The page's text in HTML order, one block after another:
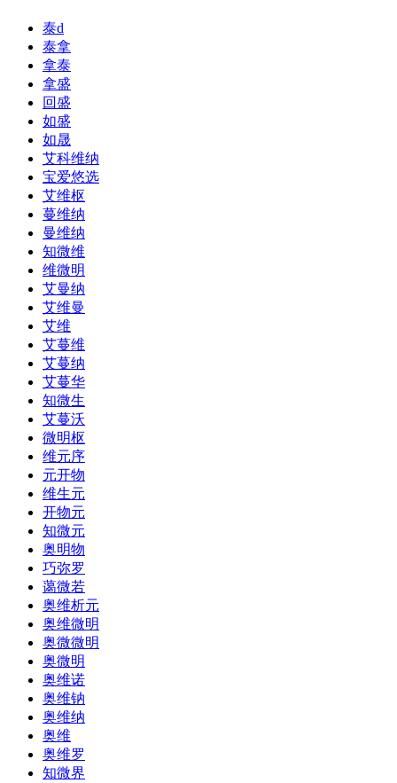
泰d
泰拿
拿泰
拿盛
回盛
如盛
如晟
艾科维纳
宝爱悠选
艾维枢
蔓维纳
曼维纳
知微维
维微明
艾曼纳
艾维曼
艾维
艾蔓维
艾蔓纳
艾蔓华
知微生
艾蔓沃
微明枢
维元序
元开物
维生元
开物元
知微元
奥明物
巧弥罗
蔼微若
奥维析元
奥维微明
奥微微明
奥微明
奥维诺
奥维钠
奥维纳
奥维
奥维罗
知微界